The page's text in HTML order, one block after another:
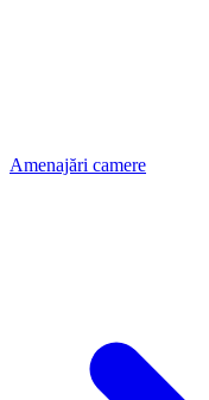
Amenajări camere